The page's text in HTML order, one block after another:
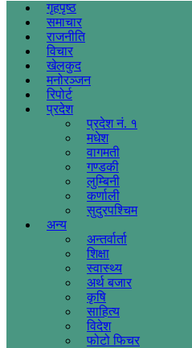
गृहपृष्ठ
समाचार
राजनीति
विचार
खेलकुद
मनोरञ्जन
रिपोर्ट
प्रदेश
प्रदेश नं. १
मधेश
वागमती
गण्डकी
लुम्बिनी
कर्णाली
सुदुरपश्चिम
अन्य
अन्तर्वार्ता
शिक्षा
स्वास्थ्य
अर्थ बजार
कृषि
साहित्य
विदेश
फोटो फिचर